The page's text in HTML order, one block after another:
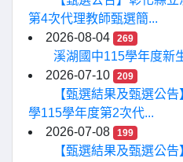
第4次代理教師甄選簡...
2026-08-04
269
溪湖國中115學年度新
2026-07-10
209
【甄選結果及甄選公
學115學年度第2次代...
2026-07-08
199
【甄選結果及甄選公